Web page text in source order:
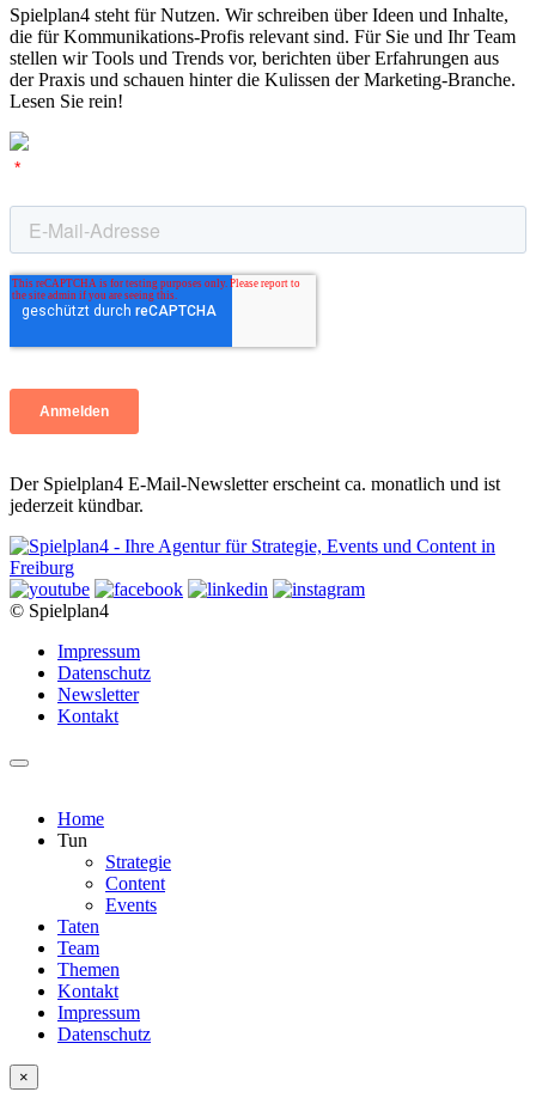
Spielplan4 steht für Nutzen. Wir schreiben über Ideen und Inhalte,
die für Kommunikations-Profis relevant sind. Für Sie und Ihr Team
stellen wir Tools und Trends vor, berichten über Erfahrungen aus
der Praxis und schauen hinter die Kulissen der Marketing-Branche.
Lesen Sie rein!
Der Spielplan4 E-Mail-Newsletter erscheint ca. monatlich und ist
jederzeit kündbar.
© Spielplan4
Impressum
Datenschutz
Newsletter
Kontakt
Home
Tun
Strategie
Content
Events
Taten
Team
Themen
Kontakt
Impressum
Datenschutz
×